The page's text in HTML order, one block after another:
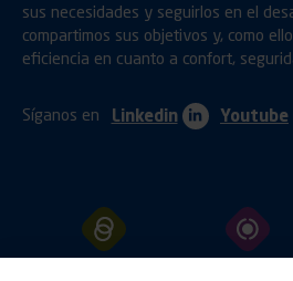
sus necesidades y seguirlos en el
compartimos sus objetivos y, como
eficiencia en cuanto a confort,
Síganos en Linkedin Youtube